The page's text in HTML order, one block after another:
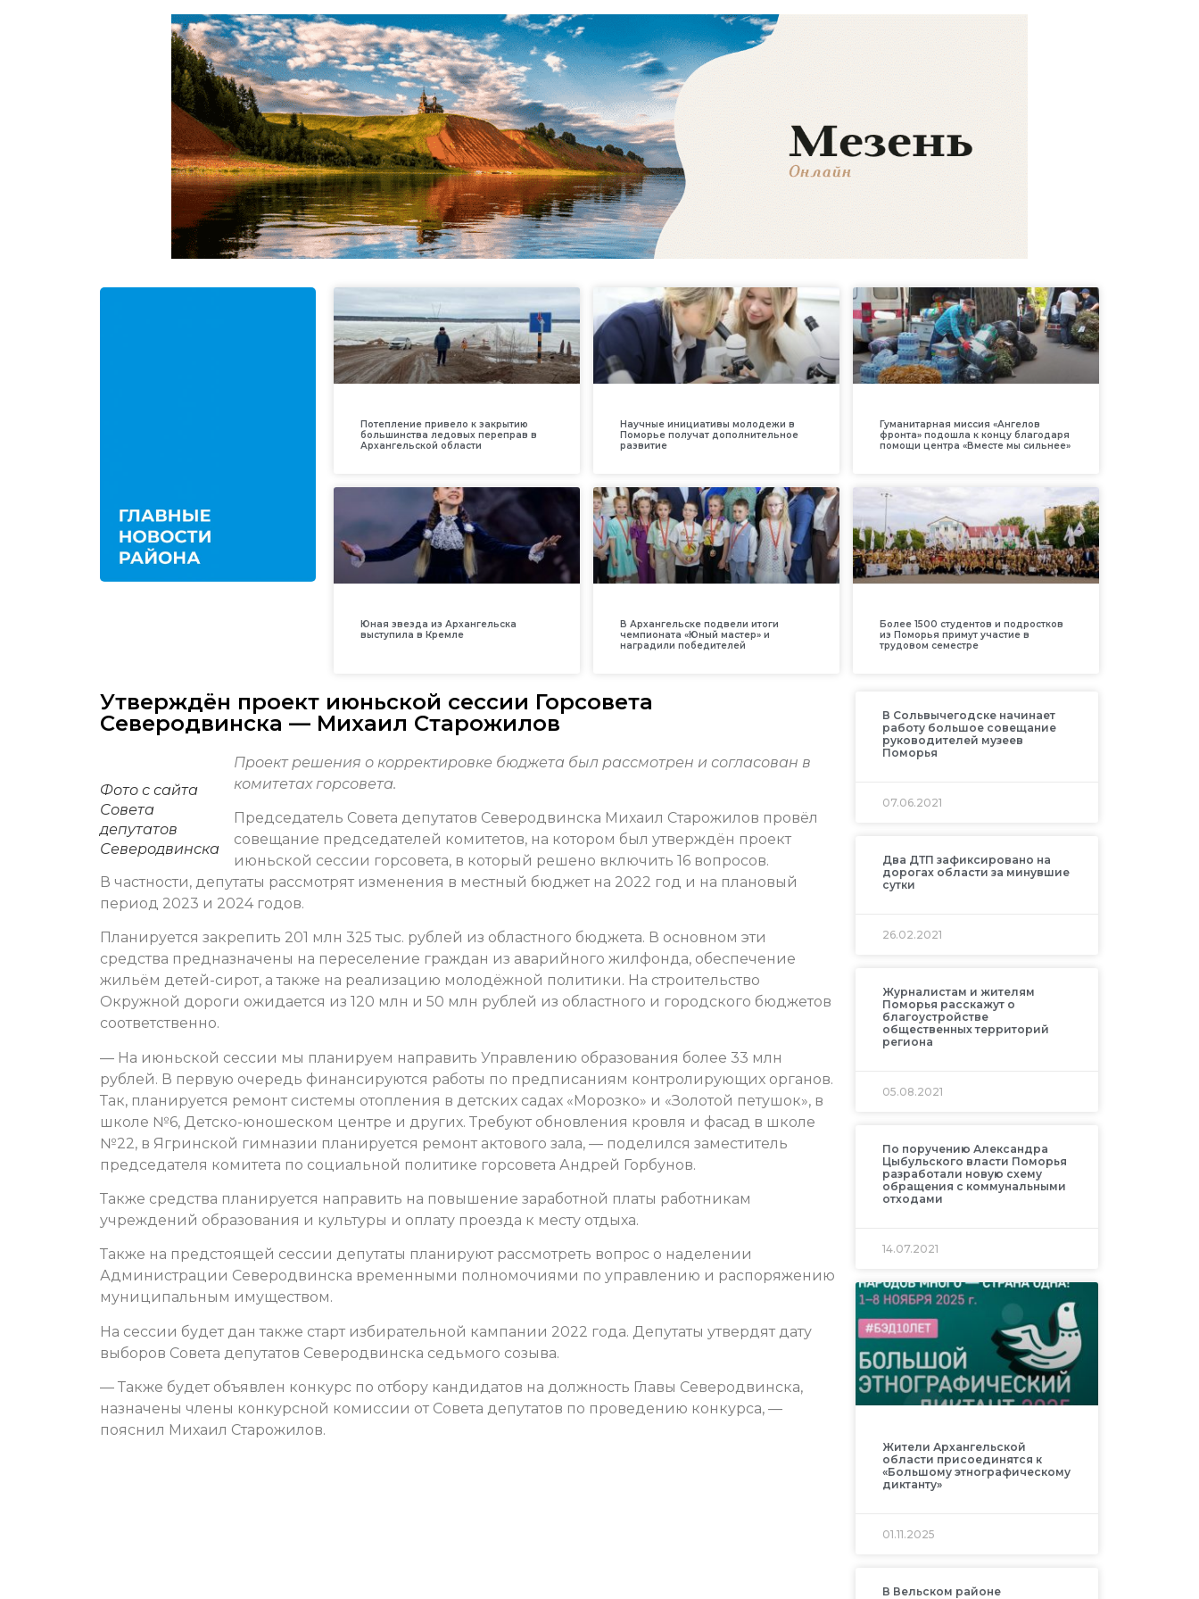
Потепление привело к закрытию
большинства ледовых переправ в
Архангельской области
Научные инициативы молодежи в
Поморье получат дополнительное
развитие
Гуманитарная миссия «Ангелов
фронта» подошла к концу благодаря
помощи центра «Вместе мы сильнее»
Юная звезда из Архангельска
выступила в Кремле
В Архангельске подвели итоги
чемпионата «Юный мастер» и
наградили победителей
Более 1500 студентов и подростков
из Поморья примут участие в
трудовом семестре
Утверждён проект июньской сессии Горсовета
Северодвинска — Михаил Старожилов
Фото с сайта
Совета
депутатов
Северодвинска
Проект решения о корректировке бюджета был рассмотрен и согласован в
комитетах горсовета.
Председатель Совета депутатов Северодвинска Михаил Старожилов провёл
совещание председателей комитетов, на котором был утверждён проект
июньской сессии горсовета, в который решено включить 16 вопросов.
В частности, депутаты рассмотрят изменения в местный бюджет на 2022 год и на плановый
период 2023 и 2024 годов.
Планируется закрепить 201 млн 325 тыс. рублей из областного бюджета. В основном эти
средства предназначены на переселение граждан из аварийного жилфонда, обеспечение
жильём детей-сирот, а также на реализацию молодёжной политики. На строительство
Окружной дороги ожидается из 120 млн и 50 млн рублей из областного и городского бюджетов
соответственно.
— На июньской сессии мы планируем направить Управлению образования более 33 млн
рублей. В первую очередь финансируются работы по предписаниям контролирующих органов.
Так, планируется ремонт системы отопления в детских садах «Морозко» и «Золотой петушок», в
школе №6, Детско-юношеском центре и других. Требуют обновления кровля и фасад в школе
№22, в Ягринской гимназии планируется ремонт актового зала, — поделился заместитель
председателя комитета по социальной политике горсовета Андрей Горбунов.
Также средства планируется направить на повышение заработной платы работникам
учреждений образования и культуры и оплату проезда к месту отдыха.
Также на предстоящей сессии депутаты планируют рассмотреть вопрос о наделении
Администрации Северодвинска временными полномочиями по управлению и распоряжению
муниципальным имуществом.
На сессии будет дан также старт избирательной кампании 2022 года. Депутаты утвердят дату
выборов Совета депутатов Северодвинска седьмого созыва.
— Также будет объявлен конкурс по отбору кандидатов на должность Главы Северодвинска,
назначены члены конкурсной комиссии от Совета депутатов по проведению конкурса, —
пояснил Михаил Старожилов.
В Сольвычегодске начинает
работу большое совещание
руководителей музеев
Поморья
07.06.2021
Два ДТП зафиксировано на
дорогах области за минувшие
сутки
26.02.2021
Журналистам и жителям
Поморья расскажут о
благоустройстве
общественных территорий
региона
05.08.2021
По поручению Александра
Цыбульского власти Поморья
разработали новую схему
обращения с коммунальными
отходами
14.07.2021
Жители Архангельской
области присоединятся к
«Большому этнографическому
диктанту»
01.11.2025
В Вельском районе